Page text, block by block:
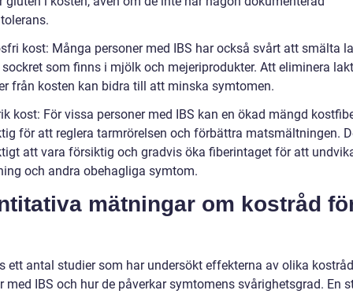
kost: Många personer med IBS har också svårt att smälta
som finns i mjölk och mejeriprodukter. Att eliminera
från kosten kan bidra till att minska symtomen.
kost: För vissa personer med IBS kan en ökad mängd
för att reglera tarmrörelsen och förbättra matsmältningen.
att vara försiktig och gradvis öka fiberintaget för att
och andra obehagliga symtom.
mätningar om kostråd
ett antal studier som har undersökt effekterna av olika
med IBS och hur de påverkar symtomens svårighetsgrad. En